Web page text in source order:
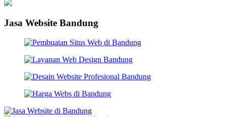
Jasa Website Bandung